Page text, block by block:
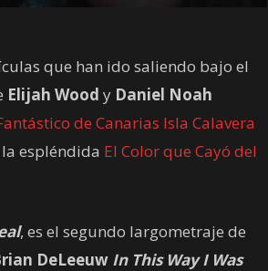
que han ido saliendo bajo el
Elijah Wood y Daniel Noah
de Canarias Isla Calavera
espléndida El Color que Cayó del
, es el segundo largometraje de
DeLeeuw In This Way I Was